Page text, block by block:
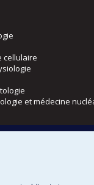
cellulaire
et médecine